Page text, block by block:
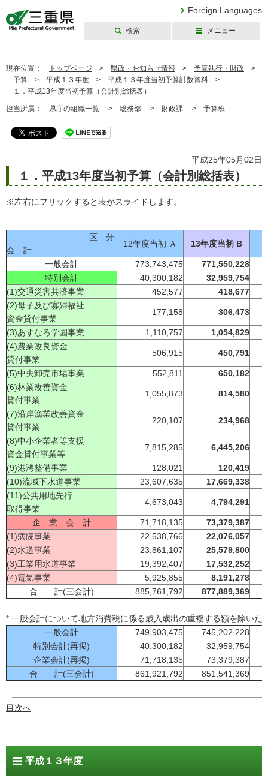
Foreign Languages
検索 メニュー
現在位置： トップページ > 県政・お知らせ情報 > 予算執行・財政 >
予算 > 平成１３年度 > 平成１３年度当初予算計数資料 >
１．平成13年度当初予算（会計別総括表）
担当所属： 県庁の組織一覧 > 総務部 > 財政課 > 予算班
平成25年05月02日
１．平成13年度当初予算（会計別総括表）
※左右にフリックすると表がスライドします。
区 分
会 計
12年度当初 Ａ 13年度当初 B
一般会計 773,743,475
771,550,228
特別会計
40,300,182
32,959,754
(1)交通災害共済事業
452,577
418,677
(2)母子及び寡婦福祉
資金貸付事業
177,158 306,473
(3)あすなろ学園事業 1,110,757
1,054,829
(4)農業改良資金
貸付事業
506,915 450,791
(5)中央卸売市場事業 552,811
650,182
(6)林業改善資金
貸付事業
1,055,873 814,580
(7)沿岸漁業改善資金
貸付事業
220,107 234,968
(8)中小企業者等支援
資金貸付事業等
7,815,285 6,445,206
(9)港湾整備事業 128,021
120,419
(10)流域下水道事業
23,607,635
17,669,338
(11)公共用地先行
取得事業
4,673,043 4,794,291
企 業 会 計 71,718,135
73,379,387
(1)病院事業
22,538,766
22,076,057
(2)水道事業
23,861,107
25,579,800
(3)工業用水道事業
19,392,407
17,532,252
(4)電気事業
5,925,855
8,191,278
合 計(三会計)
885,761,792 877,889,369
* 一般会計について地方消費税に係る歳入歳出の重複する額を除いた
一般会計
749,903,475
745,202,228
特別会計(再掲)
40,300,182
32,959,754
企業会計(再掲)
71,718,135
73,379,387
合 計(三会計)
861,921,792 851,541,369
目次へ
平成１３年度